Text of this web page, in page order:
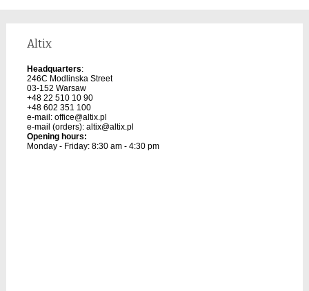
Altix
Headquarters:
246C Modlinska Street
03-152 Warsaw
+48 22 510 10 90
+48 602 351 100
e-mail: office@altix.pl
e-mail (orders): altix@altix.pl
Opening hours:
Monday - Friday: 8:30 am - 4:30 pm